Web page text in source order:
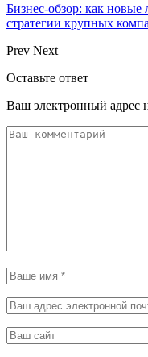
Бизнес-обзор: как
стратегии крупных
Prev Next
Оставьте ответ
Ваш электронный адрес